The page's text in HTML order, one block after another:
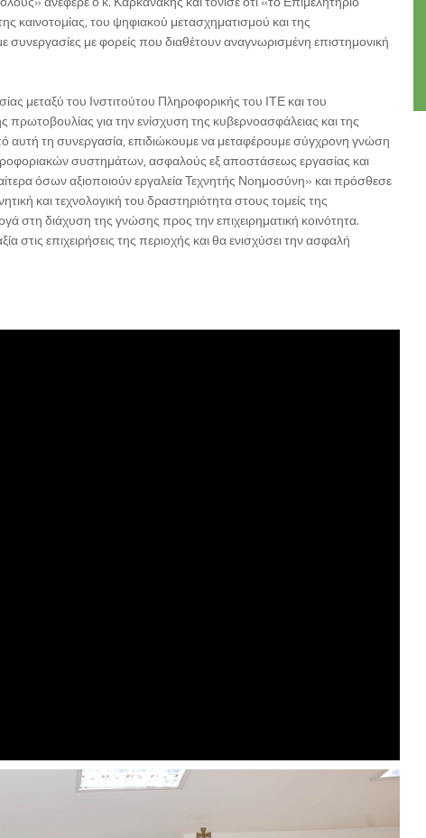
καινοτομίας, του ψηφιακού μετασχηματισμού και της
με φορείς που διαθέτουν αναγνωρισμένη επιστημονική
μεταξύ του Ινστιτούτου Πληροφορικής του ΙΤΕ και του
πρωτοβουλίας για την ενίσχυση της κυβερνοασφάλειας και της
αυτή τη συνεργασία, επιδιώκουμε να μεταφέρουμε σύγχρονη γνώση
συστημάτων, ασφαλούς εξ αποστάσεως εργασίας και
όσων αξιοποιούν εργαλεία Τεχνητής Νοημοσύνη» και πρόσθεσε
και τεχνολογική του δραστηριότητα στους τομείς της
στη διάχυση της γνώσης προς την επιχειρηματική κοινότητα.
στις επιχειρήσεις της περιοχής και θα ενισχύσει την ασφαλή